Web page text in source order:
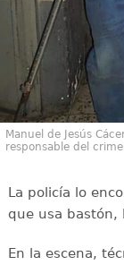
Manuel de Jesús
responsable del
La policía lo
que usa bastón,
En la escena,